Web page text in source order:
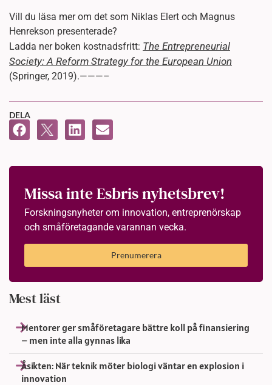
Vill du läsa mer om det som Niklas Elert och Magnus
Henrekson presenterade?
Ladda ner boken kostnadsfritt: The Entrepreneurial
Society: A Reform Strategy for the European Union
(Springer, 2019).———–
DELA
Missa inte Esbris nyhetsbrev!
Forskningsnyheter om innovation, entreprenörskap
och småföretagande varannan vecka.
Prenumerera
Mest läst
Mentorer ger småföretagare bättre koll på finansiering
– men inte alla gynnas lika
Åsikten: När teknik möter biologi väntar en explosion i
innovation